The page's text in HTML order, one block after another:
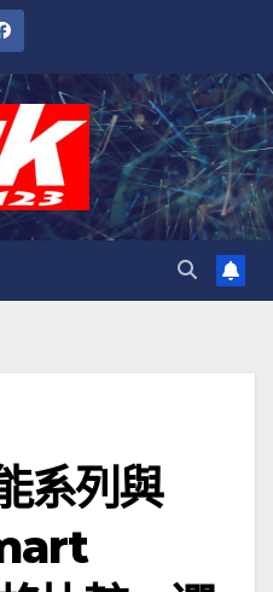
系列與